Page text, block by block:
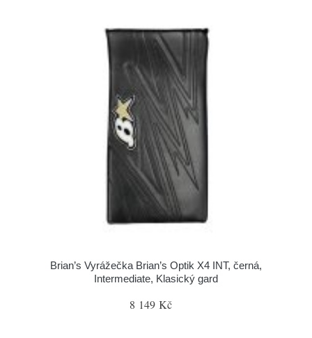
Brian’s Vyrážečka Brian’s Optik X4 INT, černá,
Intermediate, Klasický gard
8 149 Kč